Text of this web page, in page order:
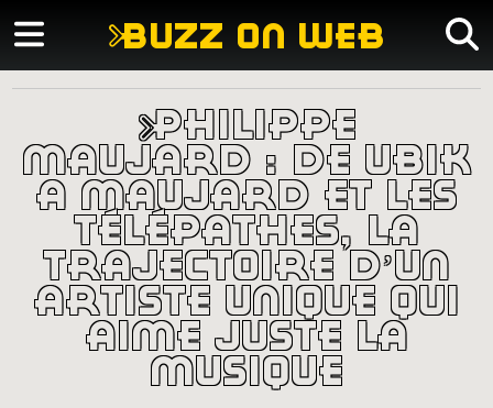
buzz on web
philippe
maujard : de ubik
à maujard et les
télépathes, la
trajectoire d’un
artiste unique qui
aime juste la
musique